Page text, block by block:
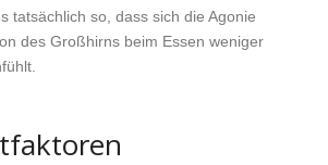
tatsächlich so, dass sich die Agonie
des Großhirns beim Essen weniger